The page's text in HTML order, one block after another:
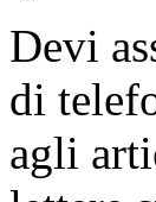
Devi
di
agli